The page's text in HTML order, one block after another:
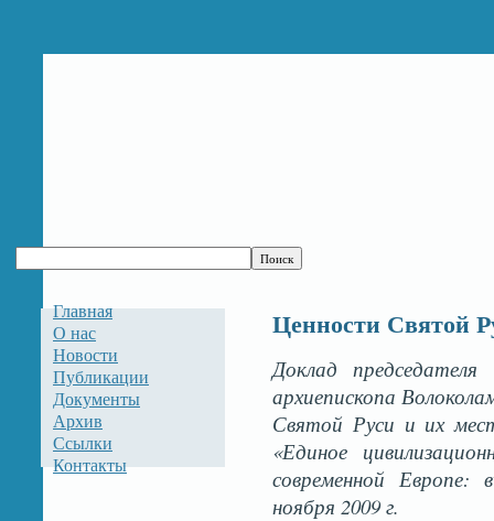
Главная
О нас
Новости
Публикации
Документы
Архив
Ссылки
Контакты
Ценности Святой
Доклад
архиепископа
Святой Руси и их
«Единое
современной
ноября 2009 г.